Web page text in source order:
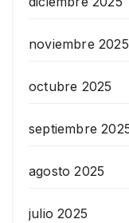
noviembre 2025
octubre 2025
septiembre
agosto 2025
julio 2025